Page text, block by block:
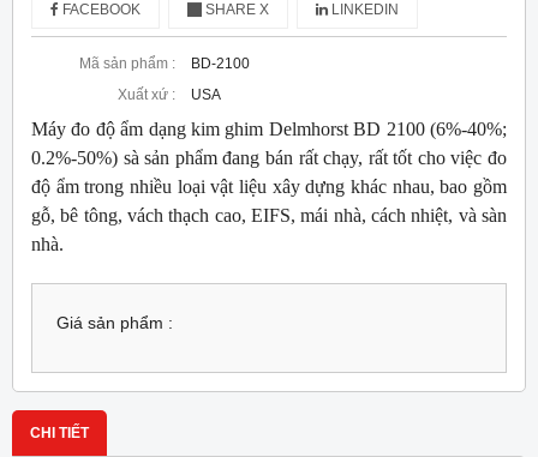
FACEBOOK SHARE X LINKEDIN
Mã sản phẩm :
BD-2100
Xuất xứ :
USA
Máy đo độ ẩm dạng kim ghim Delmhorst BD 2100 (6%-40%;
0.2%-50%) sà sản phẩm đang bán rất chạy, rất tốt cho việc đo
độ ẩm trong nhiều loại vật liệu xây dựng khác nhau, bao gồm
gỗ, bê tông, vách thạch cao, EIFS, mái nhà, cách nhiệt, và sàn
nhà.
Giá sản phẩm :
CHI TIẾT